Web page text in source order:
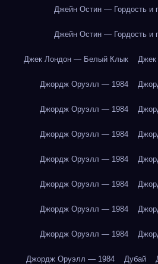
Джейн Остин — Гордость и
Джейн Остин — Гордость и
Джек Лондон — Белый Клык
Джордж Оруэлл — 1984
Джордж Оруэлл — 1984
Джордж Оруэлл — 1984
Джордж Оруэлл — 1984
Джордж Оруэлл — 1984
Джордж Оруэлл — 1984
Джордж Оруэлл — 1984
Джордж Оруэлл — 1984 Дубай